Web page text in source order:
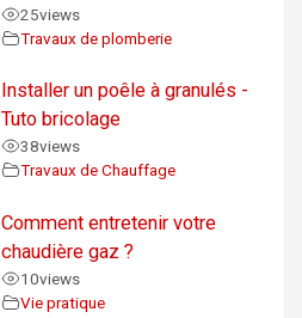
25views
Travaux de plomberie
Installer un poêle à granulés -
Tuto bricolage
38views
Travaux de Chauffage
Comment entretenir votre
chaudière gaz ?
10views
Vie pratique